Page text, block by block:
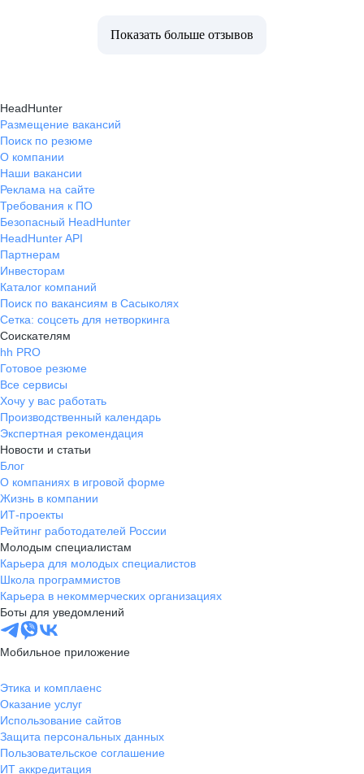
Показать больше отзывов
HeadHunter
Размещение вакансий
Поиск по резюме
О компании
Наши вакансии
Реклама на сайте
Требования к ПО
Безопасный HeadHunter
HeadHunter API
Партнерам
Инвесторам
Каталог компаний
Поиск по вакансиям в Сасыколях
Сетка: соцсеть для нетворкинга
Соискателям
hh PRO
Готовое резюме
Все сервисы
Хочу у вас работать
Производственный календарь
Экспертная рекомендация
Новости и статьи
Блог
О компаниях в игровой форме
Жизнь в компании
ИТ-проекты
Рейтинг работодателей России
Молодым специалистам
Карьера для молодых специалистов
Школа программистов
Карьера в некоммерческих организациях
Боты для уведомлений
Мобильное приложение
Этика и комплаенс
Оказание услуг
Использование сайтов
Защита персональных данных
Пользовательское соглашение
ИТ аккредитация